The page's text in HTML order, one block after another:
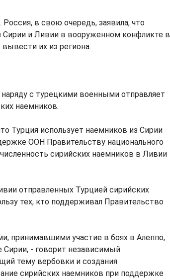
в свою очередь, заявила, что
Сирии и Ливии в вооруженном конфликте в
их из региона.
с турецкими военными отправляет
наемников.
Турция использует наемников из Сирии
ООН Правительству национального
сирийских наемников в Ливии
отправленных Турцией сирийских
тех, кто поддерживал Правительство
принимавшими участие в боях в Алеппо,
Сирии, - говорит независимый
тему вербовки и создания
сирийских наемников при поддержке